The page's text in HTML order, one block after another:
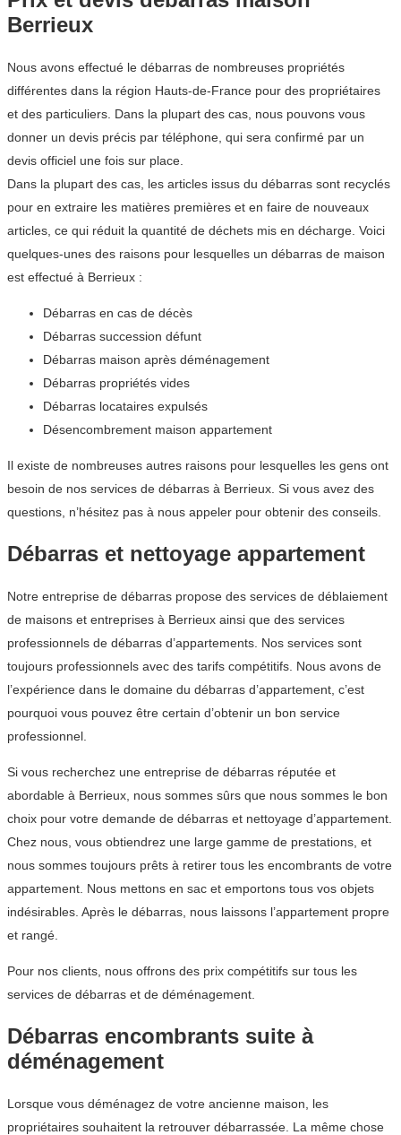
Berrieux
Nous avons effectué le débarras de nombreuses propriétés
différentes dans la région Hauts-de-France pour des propriétaires
et des particuliers. Dans la plupart des cas, nous pouvons vous
donner un devis précis par téléphone, qui sera confirmé par un
devis officiel une fois sur place.
Dans la plupart des cas, les articles issus du débarras sont recyclés
pour en extraire les matières premières et en faire de nouveaux
articles, ce qui réduit la quantité de déchets mis en décharge. Voici
quelques-unes des raisons pour lesquelles un débarras de maison
est effectué à Berrieux :
Débarras en cas de décès
Débarras succession défunt
Débarras maison après déménagement
Débarras propriétés vides
Débarras locataires expulsés
Désencombrement maison appartement
Il existe de nombreuses autres raisons pour lesquelles les gens ont
besoin de nos services de débarras à Berrieux. Si vous avez des
questions, n’hésitez pas à nous appeler pour obtenir des conseils.
Débarras et nettoyage appartement
Notre entreprise de débarras propose des services de déblaiement
de maisons et entreprises à Berrieux ainsi que des services
professionnels de débarras d’appartements. Nos services sont
toujours professionnels avec des tarifs compétitifs. Nous avons de
l’expérience dans le domaine du débarras d’appartement, c’est
pourquoi vous pouvez être certain d’obtenir un bon service
professionnel.
Si vous recherchez une entreprise de débarras réputée et
abordable à Berrieux, nous sommes sûrs que nous sommes le bon
choix pour votre demande de débarras et nettoyage d’appartement.
Chez nous, vous obtiendrez une large gamme de prestations, et
nous sommes toujours prêts à retirer tous les encombrants de votre
appartement. Nous mettons en sac et emportons tous vos objets
indésirables. Après le débarras, nous laissons l’appartement propre
et rangé.
Pour nos clients, nous offrons des prix compétitifs sur tous les
services de débarras et de déménagement.
Débarras encombrants suite à
déménagement
Lorsque vous déménagez de votre ancienne maison, les
propriétaires souhaitent la retrouver débarrassée. La même chose